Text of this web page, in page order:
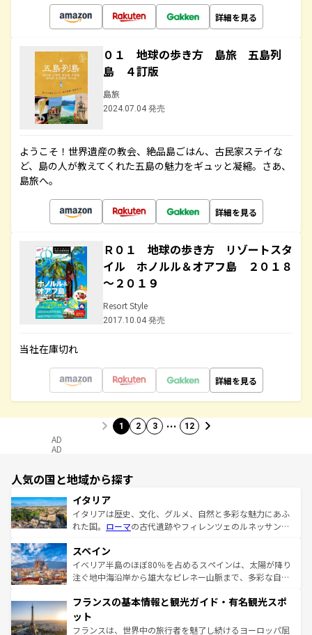
詳細を見る
０１ 地球の歩き方 島旅 五島列
島 ４訂版
島旅
2024.07.04 発売
ようこそ！世界遺産の教会、絶品島ごはん、古民家ステイな
ど、島の人が教えてくれた五島の魅力をギュッと凝縮。さあ、
島旅へ。
詳細を見る
Ｒ０１ 地球の歩き方 リゾートスタ
イル ホノルル＆オアフ島 ２０１８
～２０１９
Resort Style
2017.10.04 発売
当社在庫切れ
詳細を見る
1 2 3 … 12
AD
AD
人気の国と地域から探す
イタリア
イタリアは歴史、文化、グルメ、自然と多彩な魅力にあふ
れた国。 ローマの古代遺跡やフィレンツェのルネッサンス
ろん、トスカーナの美しい田園風景やアマルフィ海岸の絶
景など、自然景観も見逃せない。観光の合間には、本場の
ピザやパスタなど、絶品のイタリア料理を堪能することも
ませてくれるイタリアで、忘れられない旅をしてみよう！
なお、新着のイタリア情報は
しい。
スペイン
イベリア半島のほぼ80％を占めるスペインは、太陽が降り
注ぐ地中海沿岸から雄大なピレネー山脈まで、多彩な自然
文化が根付くこの国では、情熱的なフラメンコ、熱気あふ
れる闘牛、そして美味しいタパスが生活の一部となってい
る。首都マドリードの洗練された雰囲気や、バルセロナの
フランスの基本情報と観光ガイド・有名観光スポ
ット
フランスは、世界中の旅行者を魅了し続けるヨーロッパ屈